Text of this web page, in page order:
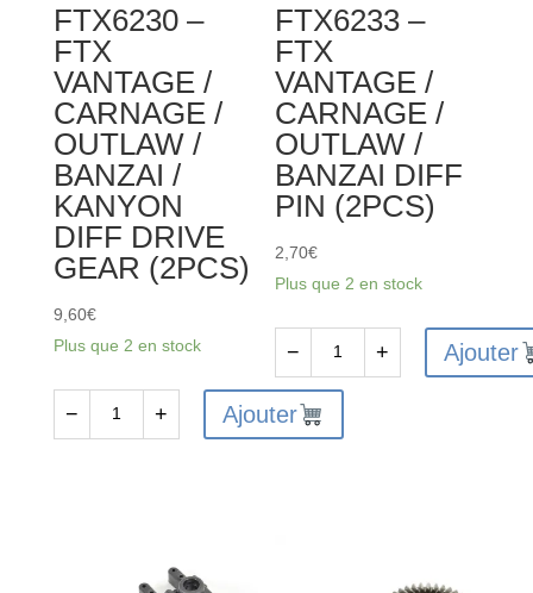
BANZAI
KANYON
WASHER
(6PCS)
FTX6230 –
FTX
VANTAGE /
CARNAGE /
OUTLAW /
BANZAI /
KANYON
DIFF DRIVE
GEAR (2PCS)
9,60€
Plus que 2 en stock
− + Ajouter
FTX6233 –
FTX
VANTAGE /
CARNAGE /
OUTLAW /
BANZAI DIFF
PIN (2PCS)
2,70€
Plus que 2 en stock
de
FTX6233
− + Ajouter